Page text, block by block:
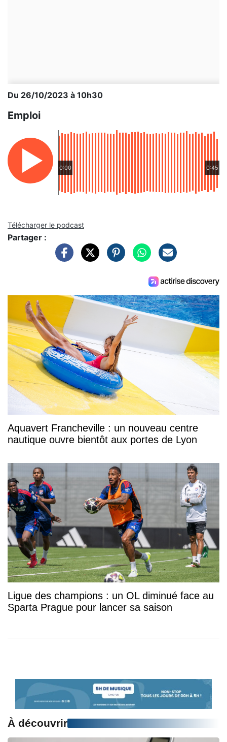
Du 26/10/2023 à 10h30
Emploi
0:00 0:45
Télécharger le podcast
Partager :
Aquavert Francheville : un nouveau centre
nautique ouvre bientôt aux portes de Lyon
Ligue des champions : un OL diminué face au
Sparta Prague pour lancer sa saison
À découvrir